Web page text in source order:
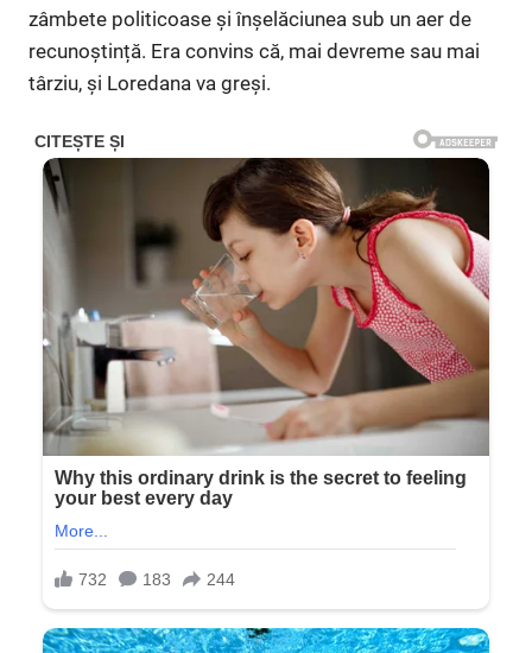
zâmbete politicoase și înșelăciunea sub un aer de
recunoștință. Era convins că, mai devreme sau mai
târziu, și Loredana va greși.